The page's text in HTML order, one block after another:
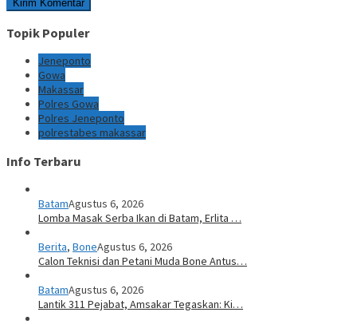
Topik Populer
Jeneponto
Gowa
Makassar
Polres Gowa
Polres Jeneponto
polrestabes makassar
Info Terbaru
BatamAgustus 6, 2026
Lomba Masak Serba Ikan di Batam, Erlita …
Berita, BoneAgustus 6, 2026
Calon Teknisi dan Petani Muda Bone Antus…
BatamAgustus 6, 2026
Lantik 311 Pejabat, Amsakar Tegaskan: Ki…